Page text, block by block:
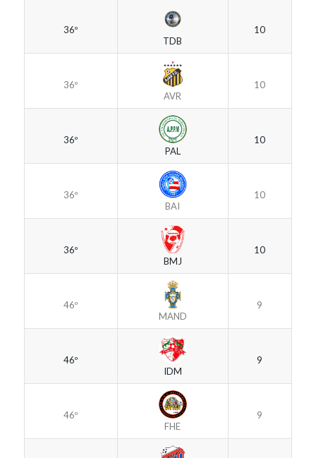
36º
TDB
10
36º
AVR
10
36º
PAL
10
36º
BAI
10
36º
BMJ
10
46º
MAND
9
46º
IDM
9
46º
FHE
9